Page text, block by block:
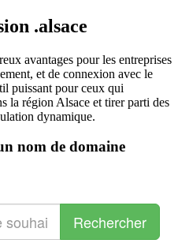
.alsace
avantages pour les entreprises
et de connexion avec le
puissant pour ceux qui
la région Alsace et tirer parti des
dynamique.
nom de domaine